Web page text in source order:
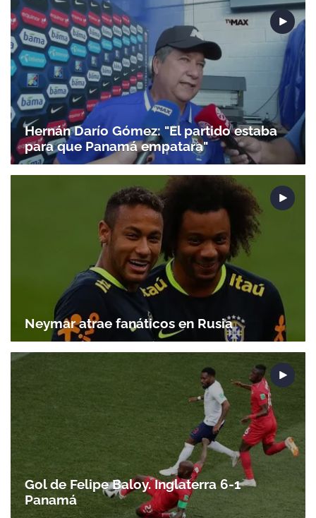
Hernán Darío Gómez: "El partido estaba
para que Panamá empatara"
Neymar atrae fanáticos en Rusia
Gol de Felipe Baloy. Inglaterra 6-1
Panamá